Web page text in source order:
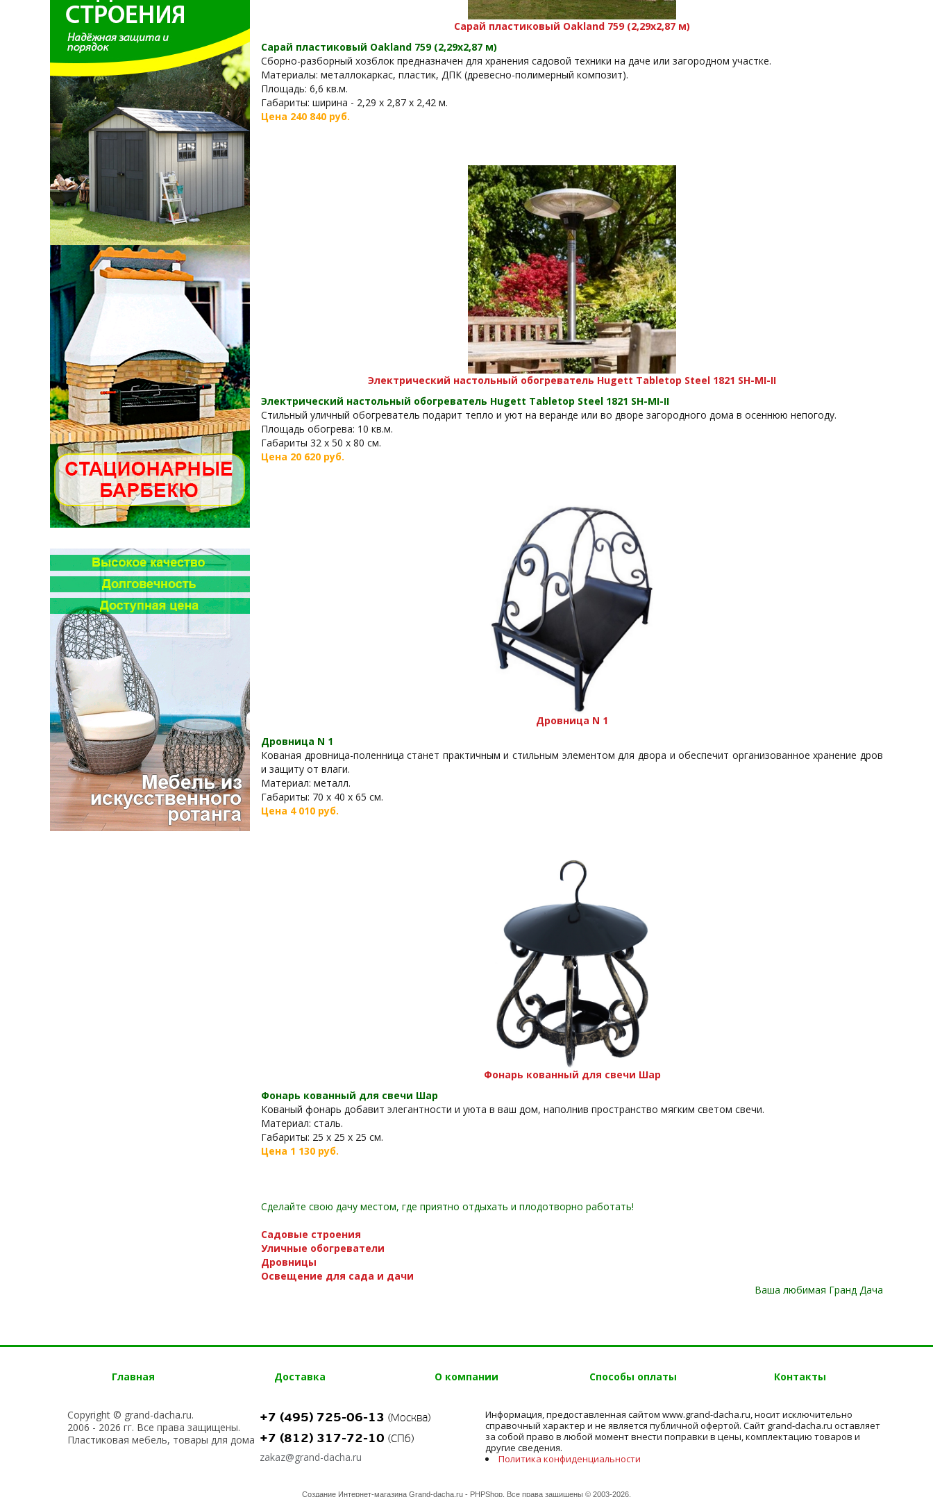
Сарай пластиковый Oakland 759 (2,29х2,87 м)
Сарай пластиковый Oakland 759 (2,29х2,87 м)
Сборно-разборный хозблок предназначен для хранения садовой техники на даче или загородном участке.
Материалы: металлокаркас, пластик, ДПК (древесно-полимерный композит).
Площадь: 6,6 кв.м.
Габариты: ширина - 2,29 х 2,87 х 2,42 м.
Цена 240 840 руб.
Электрический настольный обогреватель Hugett Tabletop Steel 1821 SH-MI-II
Электрический настольный обогреватель Hugett Tabletop Steel 1821 SH-MI-II
Стильный уличный обогреватель подарит тепло и уют на веранде или во дворе загородного дома в осеннюю непогоду.
Площадь обогрева: 10 кв.м.
Габариты 32 х 50 х 80 см.
Цена 20 620 руб.
Дровница N 1
Дровница N 1
Кованая дровница-поленница станет практичным и стильным элементом для двора и обеспечит организованное хранение дров
и защиту от влаги.
Материал: металл.
Габариты: 70 х 40 х 65 см.
Цена 4 010 руб.
Фонарь кованный для свечи Шар
Фонарь кованный для свечи Шар
Кованый фонарь добавит элегантности и уюта в ваш дом, наполнив пространство мягким светом свечи.
Материал: сталь.
Габариты: 25 х 25 х 25 см.
Цена 1 130 руб.
Сделайте свою дачу местом, где приятно отдыхать и плодотворно работать!
Садовые строения
Уличные обогреватели
Дровницы
Освещение для сада и дачи
Ваша любимая Гранд Дача
Главная Доставка О компании Способы оплаты Контакты
Copyright © grand-dacha.ru.
2006 - 2026 гг. Все права защищены.
Пластиковая мебель, товары для дома
+7 (495) 725-06-13 (Москва)
+7 (812) 317-72-10 (СПб)
zakaz@grand-dacha.ru
Информация, предоставленная сайтом www.grand-dacha.ru, носит исключительно
справочный характер и не является публичной офертой. Сайт grand-dacha.ru оставляет
за собой право в любой момент внести поправки в цены, комплектацию товаров и
другие сведения.
Политика конфиденциальности
Создание Интернет-магазина Grand-dacha.ru - PHPShop. Все права защищены © 2003-2026.